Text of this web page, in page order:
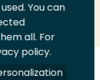
You can
all. For
policy.